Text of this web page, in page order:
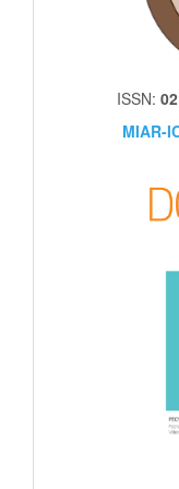
ISSN:
MIAR-